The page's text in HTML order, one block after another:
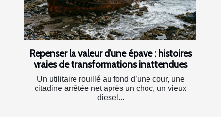
Repenser la valeur d’une épave : histoires
vraies de transformations inattendues
Un utilitaire rouillé au fond d’une cour, une
citadine arrêtée net après un choc, un vieux
diesel...